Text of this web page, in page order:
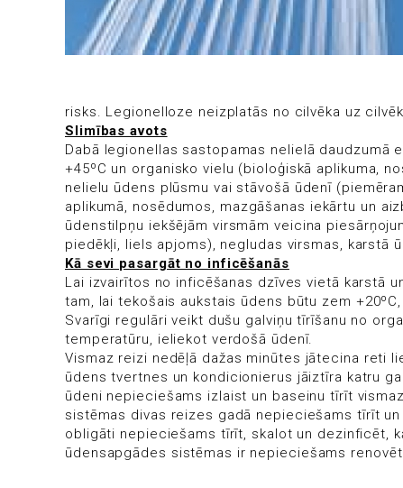
risks. Legionelloze neizplatās no cilvēka uz
Slimības avots
Dabā legionellas sastopamas nelielā daudzumā
+45ºC un organisko vielu (bioloģiskā aplikuma,
nelielu ūdens plūsmu vai stāvošā ūdenī
aplikumā, nosēdumos, mazgāšanas iekārtu un
ūdenstilpņu iekšējām virsmām veicina
piedēkļi, liels apjoms), negludas virsmas, karstā
Kā sevi pasargāt no inficēšanās
Lai izvairītos no inficēšanas dzīves vietā karstā
tam, lai tekošais aukstais ūdens būtu zem
Svarīgi regulāri veikt dušu galviņu tīrīšanu no
temperatūru, ieliekot verdošā ūdenī.
Vismaz reizi nedēļā dažas minūtes jātecina reti
ūdens tvertnes un kondicionierus jāiztīra katru
ūdeni nepieciešams izlaist un baseinu tīrīt
sistēmas divas reizes gadā nepieciešams tīrīt
obligāti nepieciešams tīrīt, skalot un dezinficēt,
ūdensapgādes sistēmas ir nepieciešams